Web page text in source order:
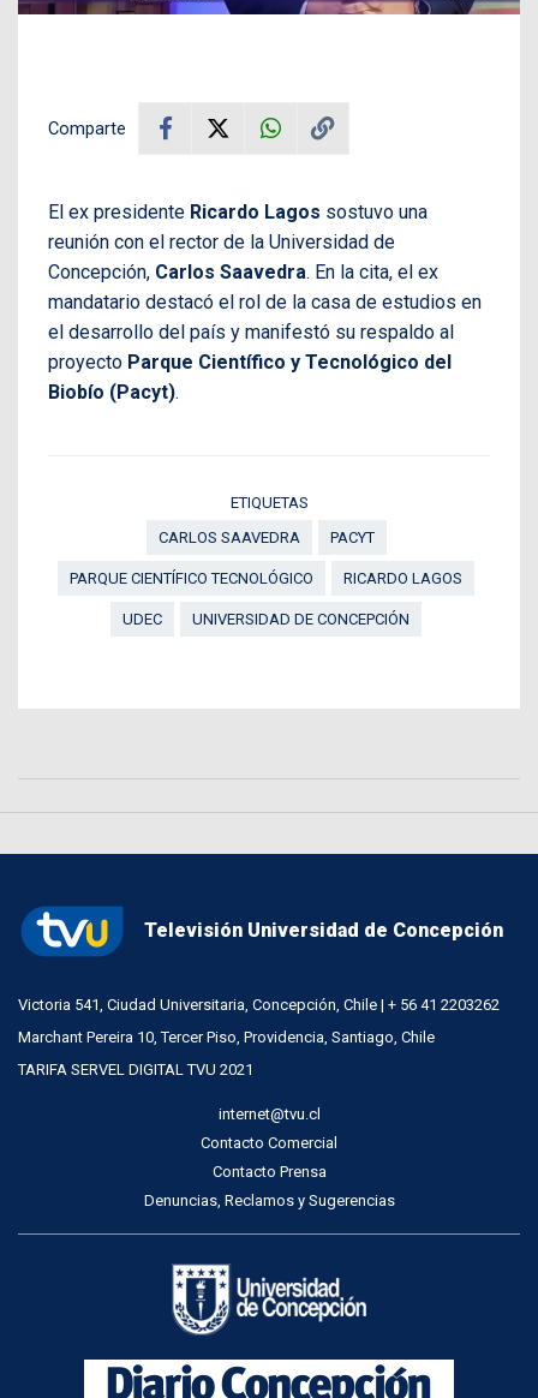
Comparte
El ex presidente Ricardo Lagos sostuvo una
reunión con el rector de la Universidad de
Concepción, Carlos Saavedra. En la cita, el ex
mandatario destacó el rol de la casa de estudios en
el desarrollo del país y manifestó su respaldo al
proyecto Parque Científico y Tecnológico del
Biobío (Pacyt).
ETIQUETAS
CARLOS SAAVEDRA
PACYT
PARQUE CIENTÍFICO TECNOLÓGICO RICARDO LAGOS
UDEC UNIVERSIDAD DE CONCEPCIÓN
Televisión Universidad de Concepción
Victoria 541, Ciudad Universitaria, Concepción, Chile | + 56 41 2203262
Marchant Pereira 10, Tercer Piso, Providencia, Santiago, Chile
TARIFA SERVEL DIGITAL TVU 2021
internet@tvu.cl
Contacto Comercial
Contacto Prensa
Denuncias, Reclamos y Sugerencias